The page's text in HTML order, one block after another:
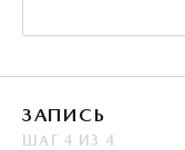
ЗАПИСЬ
ШАГ 4 ИЗ 4